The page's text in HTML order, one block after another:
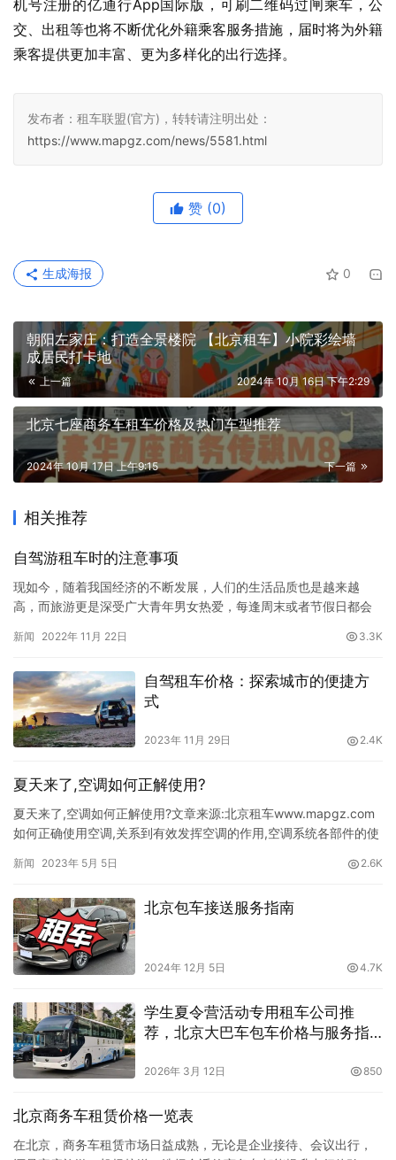
机号注册的亿通行App国际版，可刷二维码过闸乘车，公
交、出租等也将不断优化外籍乘客服务措施，届时将为外籍
乘客提供更加丰富、更为多样化的出行选择。
发布者：租车联盟(官方)，转转请注明出处：
https://www.mapgz.com/news/5581.html
赞 (0)
0
生成海报
朝阳左家庄：打造全景楼院 【北京租车】小院彩绘墙
成居民打卡地
上一篇 2024年 10月 16日 下午2:29
北京七座商务车租车价格及热门车型推荐
下一篇
2024年 10月 17日 上午9:15
相关推荐
自驾游租车时的注意事项
现如今，随着我国经济的不断发展，人们的生活品质也是越来越
高，而旅游更是深受广大青年男女热爱，每逢周末或者节假日都会
享自驾游租车时的注意事项：一、租车公司选择租车公司一般要选
车，为什么要这么说，因为比较大的租车公司，它实力比较强。比
如说同行车比较多…
新闻 2022年 11月 22日 3.3K
自驾租车价格：探索城市的便捷方
式
2023年 11月 29日 2.4K
夏天来了,空调如何正解使用?
夏天来了,空调如何正解使用?文章来源:北京租车www.mapgz.com
如何正确使用空调,关系到有效发挥空调的作用,空调系统各部件的使
过一个漫长的冬眠后,雪种会有不同程度的流失,发现空调不够冻时,一
热时等车内温度散出以后才开启空…
新闻 2023年 5月 5日 2.6K
北京包车接送服务指南
2024年 12月 5日 4.7K
学生夏令营活动专用租车公司推
荐，北京大巴车包车价格与服务指
2026年 3月 12日 850
北京商务车租赁价格一览表
在北京，商务车租赁市场日益成熟，无论是企业接待、会议出行，